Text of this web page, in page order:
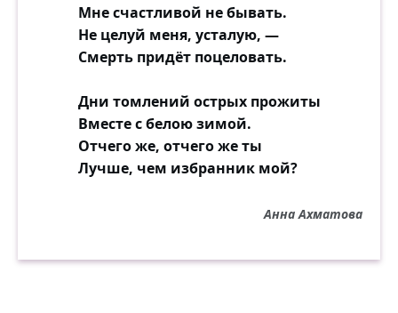
Мне счастливой не бывать.
Не целуй меня, усталую, —
Смерть придёт поцеловать.
Дни томлений острых прожиты
Вместе с белою зимой.
Отчего же, отчего же ты
Лучше, чем избранник мой?
Анна Ахматова